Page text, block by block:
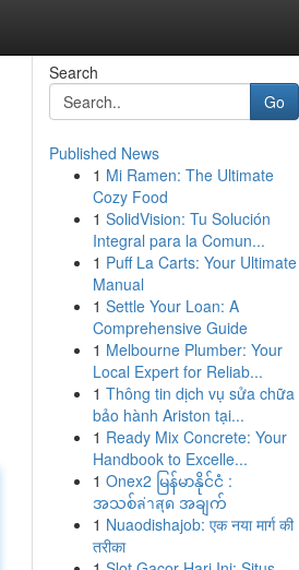
Search
Go
Published News
1 Mi Ramen: The Ultimate
Cozy Food
1 SolidVision: Tu Solución
Integral para la Comun...
1 Puff La Carts: Your Ultimate
Manual
1 Settle Your Loan: A
Comprehensive Guide
1 Melbourne Plumber: Your
Local Expert for Reliab...
1 Thông tin dịch vụ sửa chữa
bảo hành Ariston tại...
1 Ready Mix Concrete: Your
Handbook to Excelle...
1 Onex2 မြန်မာနိုင်ငံ :
အသစ်ล่าสุด အချက်
1 Nuaodishajob: एक नया मार्ग की
तरीका